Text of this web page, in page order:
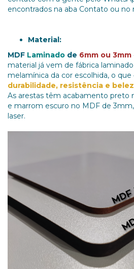
encontrados na aba Contato ou no
Material:
MDF Laminado de 6mm ou 3mm
material já vem de fábrica
melamínica da cor escolhida, o que
durabilidade, resistência e
As arestas têm acabamento preto
e marrom escuro no MDF de
laser.